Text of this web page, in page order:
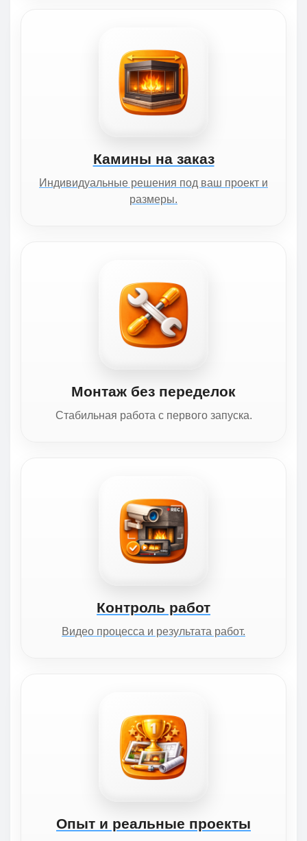
Камины на заказ
Индивидуальные решения под ваш проект и
размеры.
Монтаж без переделок
Стабильная работа с первого запуска.
Контроль работ
Видео процесса и результата работ.
Опыт и реальные проекты